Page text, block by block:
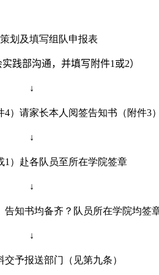
划及填写组队申报表
实践部沟通，并填写附件1 或2）
↓
4）请家长本人阅签告知书（附件3）
↓
1 ）赴各队员至所在学院签章
↓
知书均备齐？队员所在学院均签章
↓
交予报送部门（见第九条）